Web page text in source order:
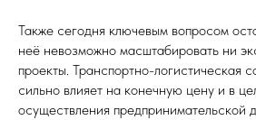
Также сегодня ключевым вопросом
неё невозможно масштабировать ни
проекты. Транспортно-логистическая
сильно влияет на конечную цену и в
осуществления предпринимательской